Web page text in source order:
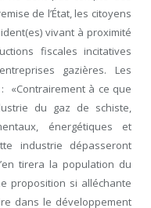
de l’État, les citoyens
vivant à proximité
fiscales incitatives
gazières. Les
«Contrairement à ce que
du gaz de schiste,
énergétiques et
industrie dépasseront
tirera la population du
proposition si alléchante
dans le développement